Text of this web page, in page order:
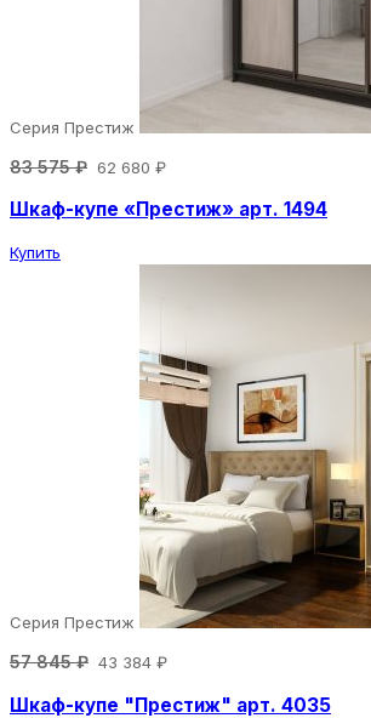
Серия Престиж
83 575 ₽ 62 680 ₽
Шкаф-купе «Престиж» арт. 1494
Купить
Серия Престиж
57 845 ₽ 43 384 ₽
Шкаф-купе "Престиж" арт. 4035